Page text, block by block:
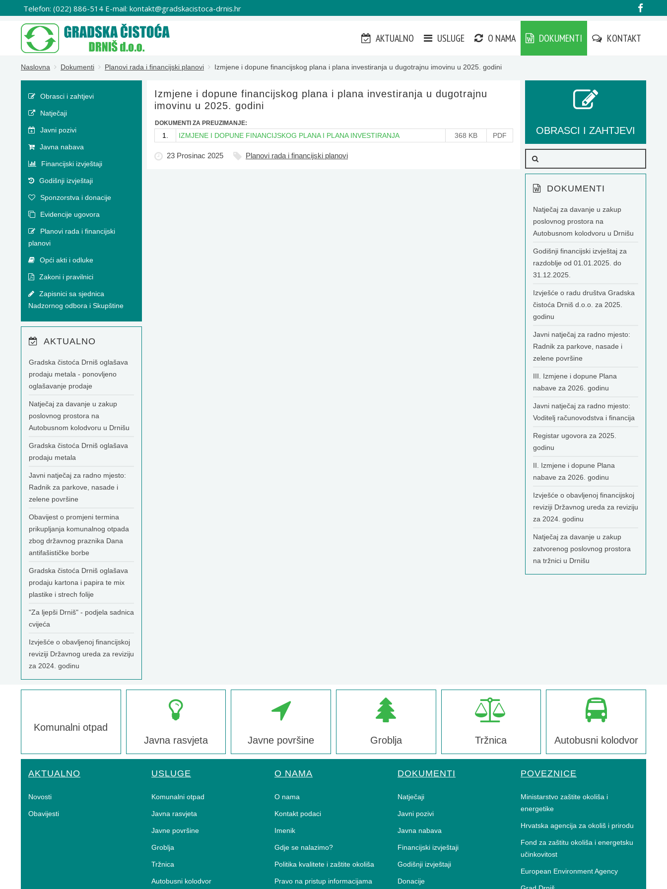
Telefon: (022) 886-514 E-mail: kontakt@gradskacistoca-drnis.hr
AKTUALNO USLUGE O NAMA DOKUMENTI KONTAKT
Naslovna Dokumenti Planovi rada i financijski planovi Izmjene i dopune financijskog plana i plana investiranja u dugotrajnu imovinu u 2025. godini
Izmjene i dopune financijskog plana i plana investiranja u dugotrajnu
imovinu u 2025. godini
DOKUMENTI ZA PREUZIMANJE:
1. IZMJENE I DOPUNE FINANCIJSKOG PLANA I PLANA INVESTIRANJA 368 KB PDF
23 Prosinac 2025 Planovi rada i financijski planovi
Obrasci i zahtjevi
Natječaji
Javni pozivi
Javna nabava
Financijski izvještaji
Godišnji izvještaji
Sponzorstva i donacije
Evidencije ugovora
Planovi rada i financijski
planovi
Opći akti i odluke
Zakoni i pravilnici
Zapisnici sa sjednica
Nadzornog odbora i Skupštine
AKTUALNO
Gradska čistoća Drniš oglašava
prodaju metala - ponovljeno
oglašavanje prodaje
Natječaj za davanje u zakup
poslovnog prostora na
Autobusnom kolodvoru u Drnišu
Gradska čistoća Drniš oglašava
prodaju metala
Javni natječaj za radno mjesto:
Radnik za parkove, nasade i
zelene površine
Obavijest o promjeni termina
prikupljanja komunalnog otpada
zbog državnog praznika Dana
antifašističke borbe
Gradska čistoća Drniš oglašava
prodaju kartona i papira te mix
plastike i strech folije
"Za ljepši Drniš" - podjela sadnica
cvijeća
Izvješće o obavljenoj financijskoj
reviziji Državnog ureda za reviziju
za 2024. godinu
OBRASCI I ZAHTJEVI
DOKUMENTI
Natječaj za davanje u zakup
poslovnog prostora na
Autobusnom kolodvoru u Drnišu
Godišnji financijski izvještaj za
razdoblje od 01.01.2025. do
31.12.2025.
Izvješće o radu društva Gradska
čistoća Drniš d.o.o. za 2025.
godinu
Javni natječaj za radno mjesto:
Radnik za parkove, nasade i
zelene površine
III. Izmjene i dopune Plana
nabave za 2026. godinu
Javni natječaj za radno mjesto:
Voditelj računovodstva i financija
Registar ugovora za 2025.
godinu
II. Izmjene i dopune Plana
nabave za 2026. godinu
Izvješće o obavljenoj financijskoj
reviziji Državnog ureda za reviziju
za 2024. godinu
Natječaj za davanje u zakup
zatvorenog poslovnog prostora
na tržnici u Drnišu
Komunalni otpad
Javna rasvjeta
Javne površine Groblja Tržnica Autobusni kolodvor
AKTUALNO
Novosti
Obavijesti
USLUGE
Komunalni otpad
Javna rasvjeta
Javne površine
Groblja
Tržnica
Autobusni kolodvor
O NAMA
O nama
Kontakt podaci
Imenik
Gdje se nalazimo?
Politika kvalitete i zaštite okoliša
Pravo na pristup informacijama
DOKUMENTI
Natječaji
Javni pozivi
Javna nabava
Financijski izvještaji
Godišnji izvještaji
Donacije
POVEZNICE
Ministarstvo zaštite okoliša i
energetike
Hrvatska agencija za okoliš i prirodu
Fond za zaštitu okoliša i energetsku
učinkovitost
European Environment Agency